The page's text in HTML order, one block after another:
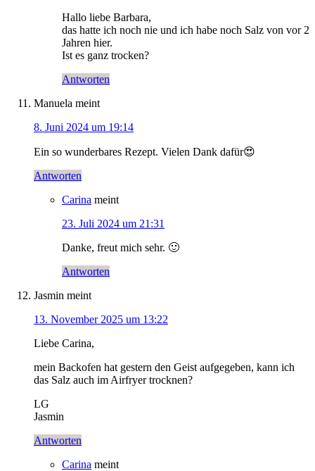
Hallo liebe Barbara,
das hatte ich noch nie und ich habe noch Salz von vor 2
Jahren hier.
Ist es ganz trocken?
Antworten
Manuela meint
8. Juni 2024 um 19:14
Ein so wunderbares Rezept. Vielen Dank dafür😍
Antworten
Carina meint
23. Juli 2024 um 21:31
Danke, freut mich sehr. 🙂
Antworten
Jasmin meint
13. November 2025 um 13:22
Liebe Carina,
mein Backofen hat gestern den Geist aufgegeben, kann ich
das Salz auch im Airfryer trocknen?
LG
Jasmin
Antworten
Carina meint